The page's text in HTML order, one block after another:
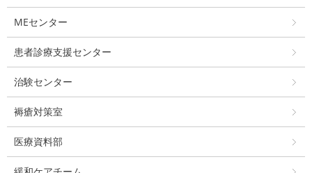
MEセンター
患者診療支援センター
治験センター
褥瘡対策室
医療資料部